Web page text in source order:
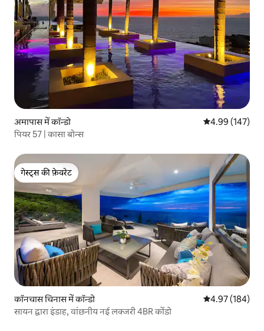
अमापास में कॉन्डो औसत रेटिंग 5 में से
4.99 (147)
पियर 57 | कासा बोन्स
गेस्ट्स की फ़ेवरेट
गेस्ट्स की फ़ेवरेट
कॉनचास चिनास में कॉन्डो औसत रेटिंग 5 में से
4.97 (184)
सायन द्वारा इंडाह, वांछनीय नई लक्जरी 4BR कोंडो